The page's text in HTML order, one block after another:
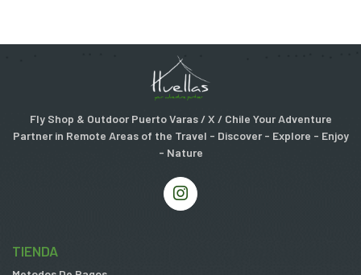
Fly Shop & Outdoor Puerto Varas / X / Chile Your Adventure
Partner in Remote Areas of the Travel - Discover - Explore - Enjoy
- Nature
TIENDA